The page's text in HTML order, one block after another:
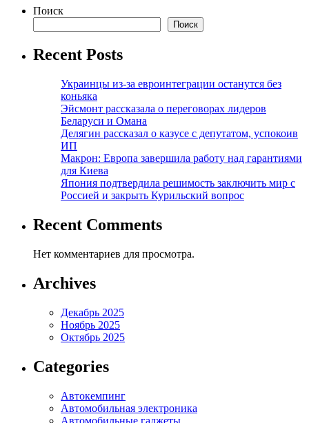
Поиск
Поиск
Recent Posts
Украинцы из-за евроинтеграции останутся без
коньяка
Эйсмонт рассказала о переговорах лидеров
Беларуси и Омана
Делягин рассказал о казусе с депутатом, успокоив
ИП
Макрон: Европа завершила работу над гарантиями
для Киева
Япония подтвердила решимость заключить мир с
Россией и закрыть Курильский вопрос
Recent Comments
Нет комментариев для просмотра.
Archives
Декабрь 2025
Ноябрь 2025
Октябрь 2025
Categories
Автокемпинг
Автомобильная электроника
Автомобильные гаджеты